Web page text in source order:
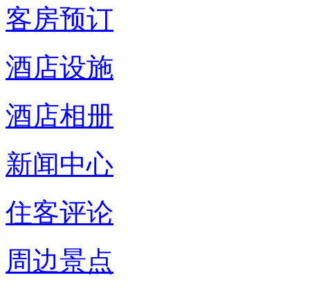
客房预订
酒店设施
酒店相册
新闻中心
住客评论
周边景点